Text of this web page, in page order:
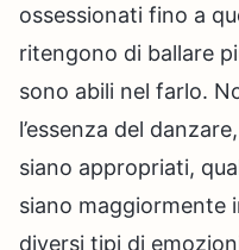
ossessionati fino a
ritengono di ballare
sono abili nel farlo.
l’essenza del
siano appropriati,
siano maggiormente
diversi tipi di